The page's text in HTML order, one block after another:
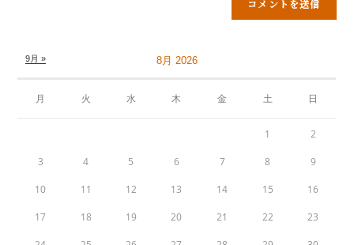
8月 2026
月 火 水 木 金 土 日
1 2
3 4 5 6 7 8 9
10 11 12 13 14 15 16
17 18 19 20 21 22 23
9月 »